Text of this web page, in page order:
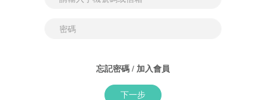
忘記密碼 / 加入會員
下一步